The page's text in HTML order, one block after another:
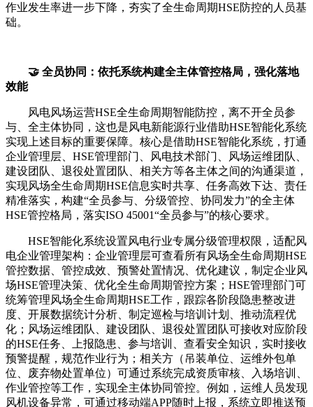
作业发生率进一步下降，夯实了全生命周期HSE防控的人员基
础。
🤝 全员协同：依托系统构建全主体管控格局，强化落地
效能
风电风场运营HSE全生命周期智能防控，离不开全员参
与、全主体协同，这也是风电新能源行业借助HSE智能化系统
实现上述目标的重要保障。核心是借助HSE智能化系统，打通
企业管理层、HSE管理部门、风电技术部门、风场运维团队、
建设团队、退役处置团队、相关方等各主体之间的沟通渠道，
实现风场全生命周期HSE信息实时共享、任务高效下达、责任
精准落实，构建“全员参与、分级管控、协同发力”的全主体
HSE管控格局，落实ISO 45001“全员参与”的核心要求。
HSE智能化系统设置风电行业专属分级管理权限，适配风
电企业管理架构：企业管理层可查看所有风场全生命周期HSE
管控数据、管控成效、预警处置情况、优化建议，制定企业风
场HSE管理决策、优化全生命周期管控方案；HSE管理部门可
统筹管理风场全生命周期HSE工作，跟踪各阶段隐患整改进
度、开展数据统计分析、制定巡检与培训计划、推动流程优
化；风场运维团队、建设团队、退役处置团队可接收对应阶段
的HSE任务、上报隐患、参与培训、查看安全知识，实时接收
预警提醒，规范作业行为；相关方（吊装单位、运维外包单
位、废弃物处置单位）可通过系统完成资质审核、入场培训、
作业管控等工作，实现全主体协同管控。例如，运维人员发现
风机设备异常，可通过移动端APP随时上报，系统立即推送预